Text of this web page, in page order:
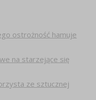
ostrożność hamuje
na starzejące się
ze sztucznej